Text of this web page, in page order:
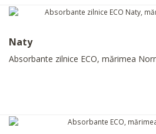
Naty
Absorbante zilnice ECO, mărimea